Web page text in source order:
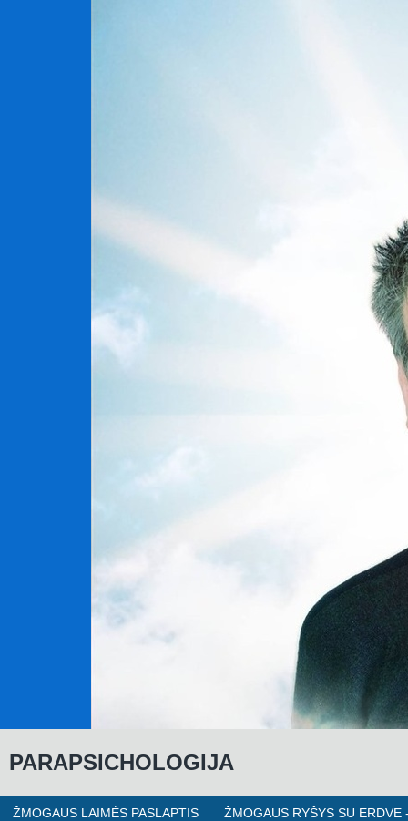
PARAPSICHOLOGIJA
ŽMOGAUS LAIMĖS PASLAPTIS ŽMOGAUS RYŠYS SU